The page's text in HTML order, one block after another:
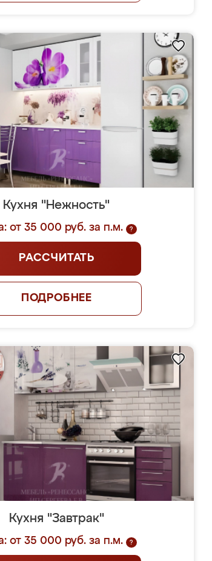
Кухня "Нежность"
от 35 000 руб. за п.м. ?
РАССЧИТАТЬ
ПОДРОБНЕЕ
Кухня "Завтрак"
от 35 000 руб. за п.м. ?